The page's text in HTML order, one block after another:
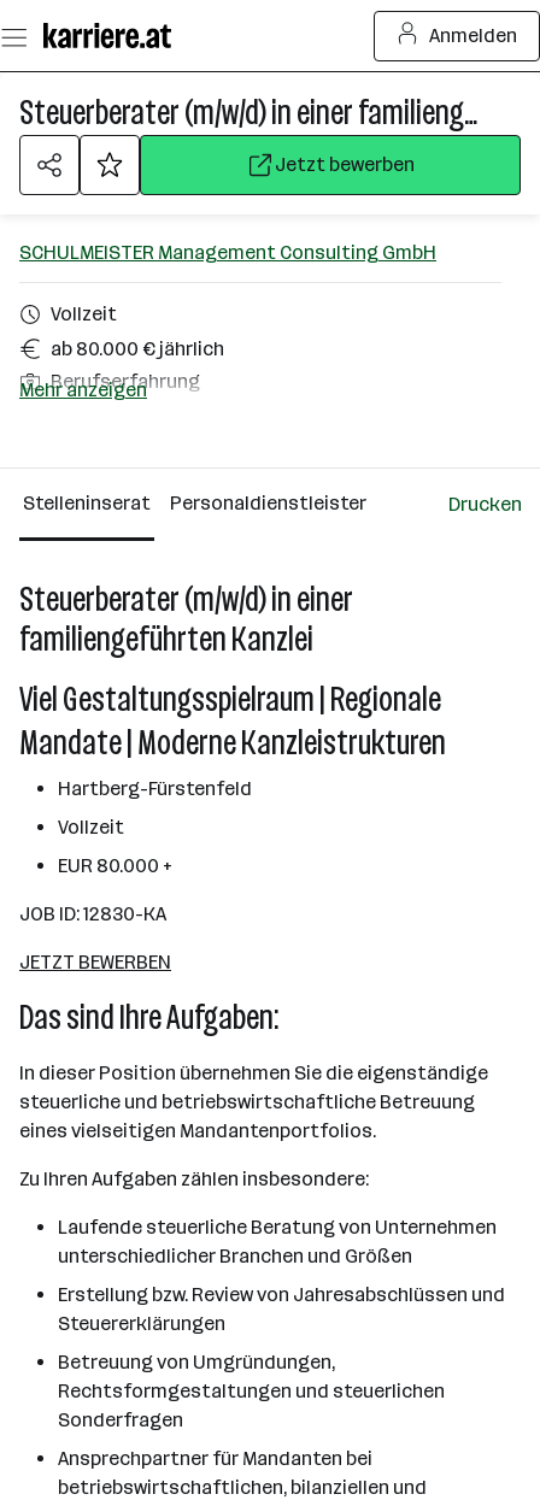
Seiteninhalt
springen
Anmelden
Steuerberater (m/w/d) in einer familiengeführten Kanzlei
Jetzt bewerben
SCHULMEISTER Management Consulting GmbH
Vollzeit
ab 80.000 € jährlich
Berufserfahrung
Über das Unternehmen
Wien
Mehr anzeigen
Stelleninserat Personaldienstleister Drucken
Steuerberater (m/w/d) in einer
familiengeführten Kanzlei
Viel Gestaltungsspielraum | Regionale
Mandate | Moderne Kanzleistrukturen
Hartberg-Fürstenfeld
Vollzeit
EUR 80.000 +
JOB ID: 12830-KA
JETZT BEWERBEN
Das sind Ihre Aufgaben:
In dieser Position übernehmen Sie die eigenständige
steuerliche und betriebswirtschaftliche Betreuung
eines vielseitigen Mandantenportfolios.
Zu Ihren Aufgaben zählen insbesondere:
Laufende steuerliche Beratung von Unternehmen
unterschiedlicher Branchen und Größen
Erstellung bzw. Review von Jahresabschlüssen und
Steuererklärungen
Betreuung von Umgründungen,
Rechtsformgestaltungen und steuerlichen
Sonderfragen
Ansprechpartner für Mandanten bei
betriebswirtschaftlichen, bilanziellen und